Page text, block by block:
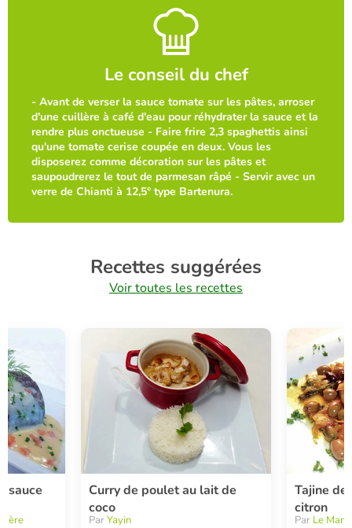
Le conseil du chef
- Avant de verser la sauce tomate sur les pâtes, arroser
d'une cuillère à café d'eau pour réhydrater la sauce et la
rendre plus onctueuse - Faire frire 2,3 spaghettis ainsi
qu'une tomate cerise coupée en deux. Vous les
disposerez comme décoration sur les pâtes et
saupoudrerez le tout de parmesan râpé - Servir avec un
verre de Chianti à 12,5° type Bartenura.
Recettes suggérées
Voir toutes les recettes
sauce
Curry de poulet au lait de
coco
Par Yayin
Tajine
citron
Par Le